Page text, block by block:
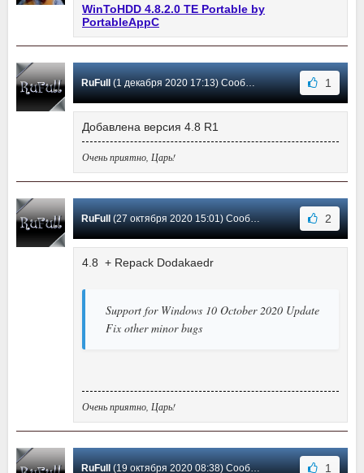
WinToHDD 4.8.2.0 TE Portable by
PortableAppC
RuFull (1 декабря 2020 17:13) Сообщение #133 1
Добавлена версия 4.8 R1
Очень приятно, Царь!
RuFull (27 октября 2020 15:01) Сообщение #132 2
4.8 + Repack Dodakaedr
Support for Windows 10 October 2020 Update
Fix other minor bugs
Очень приятно, Царь!
RuFull (19 октября 2020 08:38) Сообщение #131 1